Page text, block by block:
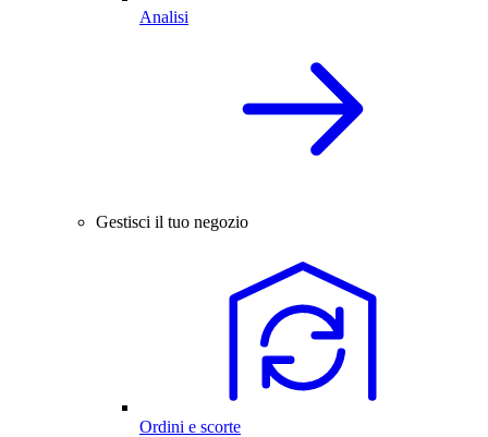
Analisi
Gestisci il tuo negozio
Ordini e scorte